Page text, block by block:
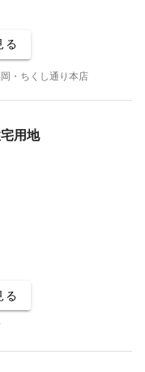
る
・ちくし通り本店
用地
る